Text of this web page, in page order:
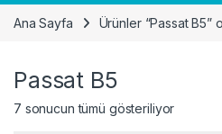
Ana Sayfa Ürünler “Passat B5”
Passat B5
7 sonucun tümü gösteriliyor